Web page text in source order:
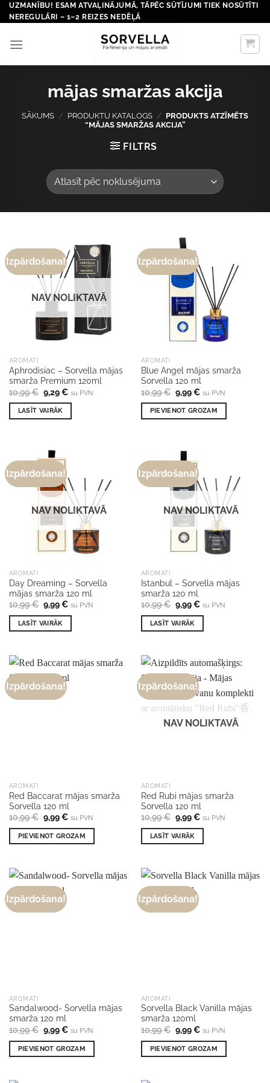
Skip
to
UZMANĪBU! ESAM ATVAĻINĀJUMĀ, TĀPĒC SŪTĪJUMI TIEK NOSŪTĪTI
NEREGULĀRI – 1–2 REIZES NEDĒĻĀ
mājas smaržas akcija
SĀKUMS / PRODUKTU KATALOGS / PRODUKTS ATZĪMĒTS
“MĀJAS SMARŽAS AKCIJA”
FILTRS
Izpārdošana!
NAV NOLIKTAVĀ
AROMATI
Aphrodisiac – Sorvella mājas
smarža Premium 120ml
10,99€ Original
price
was:
10,99 €.
9,29€Current
is:
su PVN
LASĪT VAIRĀK
Izpārdošana!
AROMATI
Blue Angel mājas smarža
Sorvella 120 ml
10,99€ Original
price
was:
10,99 €.
9,99€Current
is:
9,99 €.
su PVN
PIEVIENOT GROZAM
Izpārdošana!
NAV NOLIKTAVĀ
AROMATI
Day Dreaming – Sorvella
mājas smarža 120 ml
10,99€ Original
price
was:
10,99 €.
9,99€Current
is:
su PVN
LASĪT VAIRĀK
Izpārdošana!
NAV NOLIKTAVĀ
AROMATI
Istanbul – Sorvella mājas
smarža 120 ml
10,99€ Original
price
was:
10,99 €.
9,99€Current
is:
su PVN
LASĪT VAIRĀK
Izpārdošana!
AROMATI
Red Baccarat mājas smarža
Sorvella 120 ml
10,99€ Original
price
was:
10,99 €.
9,99€Current
is:
9,99 €.
su PVN
PIEVIENOT GROZAM
Izpārdošana!
NAV NOLIKTAVĀ
AROMATI
Red Rubi mājas smarža
Sorvella 120 ml
10,99€ Original
price
was:
10,99 €.
9,99€Current
is:
su PVN
LASĪT VAIRĀK
Izpārdošana!
AROMATI
Sandalwood- Sorvella mājas
smarža 120 ml
10,99€ Original
price
was:
10,99 €.
9,99€Current
is:
9,99 €.
su PVN
PIEVIENOT GROZAM
Izpārdošana!
AROMATI
Sorvella Black Vanilla mājas
smarža 120ml
10,99€ Original
price
was:
10,99 €.
9,99€Current
is:
9,99 €.
su PVN
PIEVIENOT GROZAM